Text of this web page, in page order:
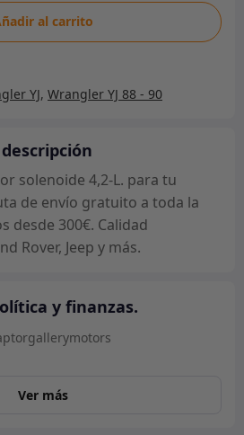
al carrito
YJ, Wrangler YJ 88 - 90
solenoide 4,2-L. para tu
de envío gratuito a toda la
desde 300€. Calidad
Rover, Jeep y más.
y finanzas.
Ver más